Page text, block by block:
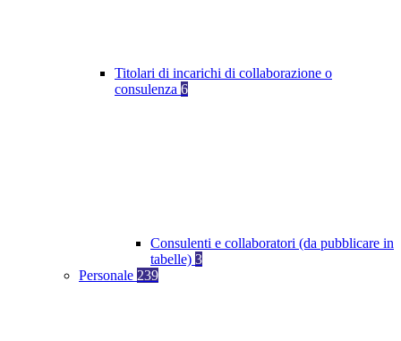
Titolari di incarichi di collaborazione o
consulenza 6
Consulenti e collaboratori (da pubblicare in
tabelle) 3
Personale 239